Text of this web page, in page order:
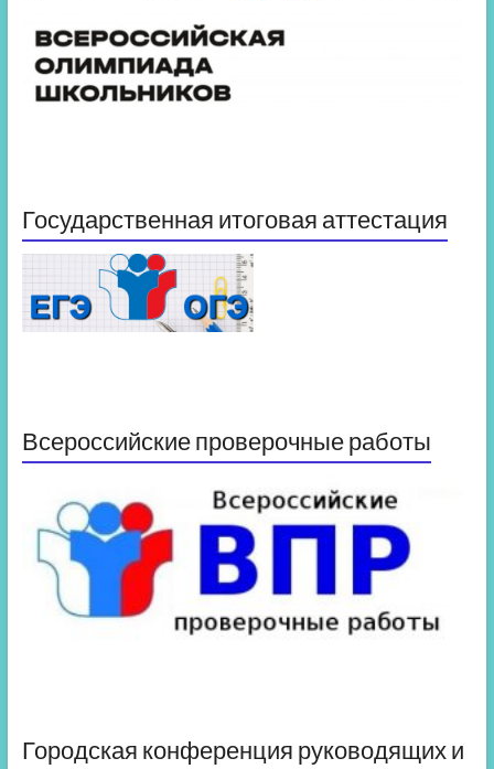
Государственная итоговая аттестация
Всероссийские проверочные работы
Городская конференция руководящих и